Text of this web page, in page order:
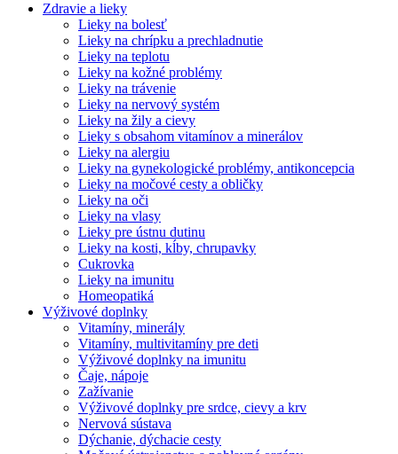
Zdravie a lieky
Lieky na bolesť
Lieky na chrípku a prechladnutie
Lieky na teplotu
Lieky na kožné problémy
Lieky na trávenie
Lieky na nervový systém
Lieky na žily a cievy
Lieky s obsahom vitamínov a minerálov
Lieky na alergiu
Lieky na gynekologické problémy, antikoncepcia
Lieky na močové cesty a obličky
Lieky na oči
Lieky na vlasy
Lieky pre ústnu dutinu
Lieky na kosti, kĺby, chrupavky
Cukrovka
Lieky na imunitu
Homeopatiká
Výživové doplnky
Vitamíny, minerály
Vitamíny, multivitamíny pre deti
Výživové doplnky na imunitu
Čaje, nápoje
Zažívanie
Výživové doplnky pre srdce, cievy a krv
Nervová sústava
Dýchanie, dýchacie cesty